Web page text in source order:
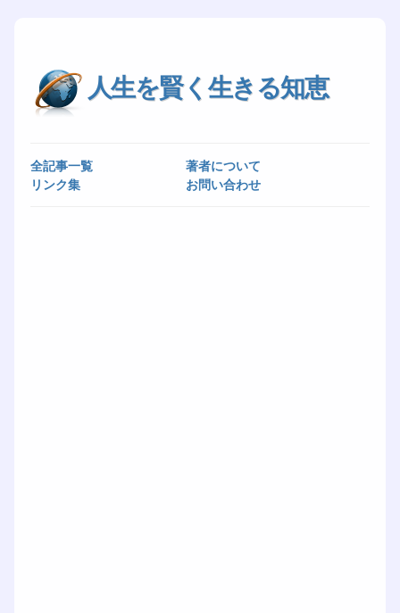
人生を賢く生きる知恵
全記事一覧
著者について
リンク集
お問い合わせ